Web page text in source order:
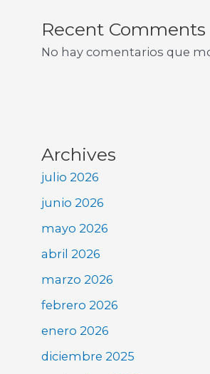
Recent Comments
No hay comentarios que
Archives
julio 2026
junio 2026
mayo 2026
abril 2026
marzo 2026
febrero 2026
enero 2026
diciembre 2025